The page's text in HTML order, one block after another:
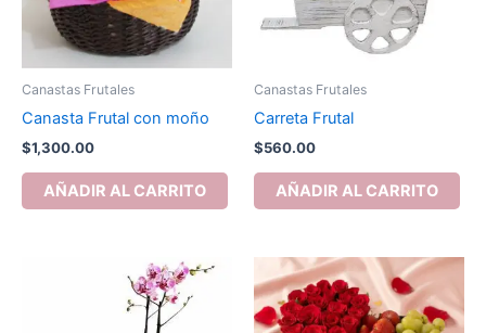
Canastas Frutales
Canasta Frutal con moño
$1,300.00
AÑADIR AL CARRITO
Canastas Frutales
Carreta Frutal
$560.00
AÑADIR AL CARRITO